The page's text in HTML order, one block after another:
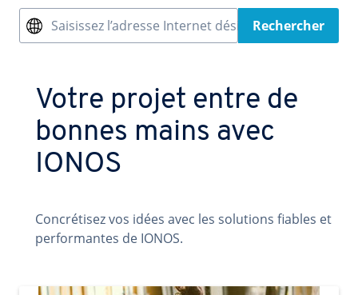
Saisissez l’adresse Internet désiréeRechercher
Votre projet entre de
bonnes mains avec
IONOS
Concrétisez vos idées avec les solutions fiables et
performantes de IONOS.